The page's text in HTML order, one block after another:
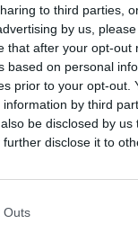
to third parties,
by us,
that after your opt-out
based on personal
prior to your opt-out.
by third
be disclosed by
disclose it to
Outs
mieles,
ataques de
de
reportados